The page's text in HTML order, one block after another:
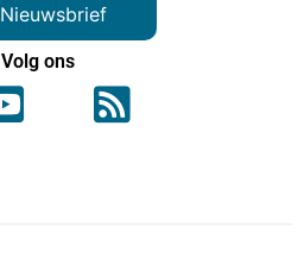
Nieuwsbrief
Volg ons